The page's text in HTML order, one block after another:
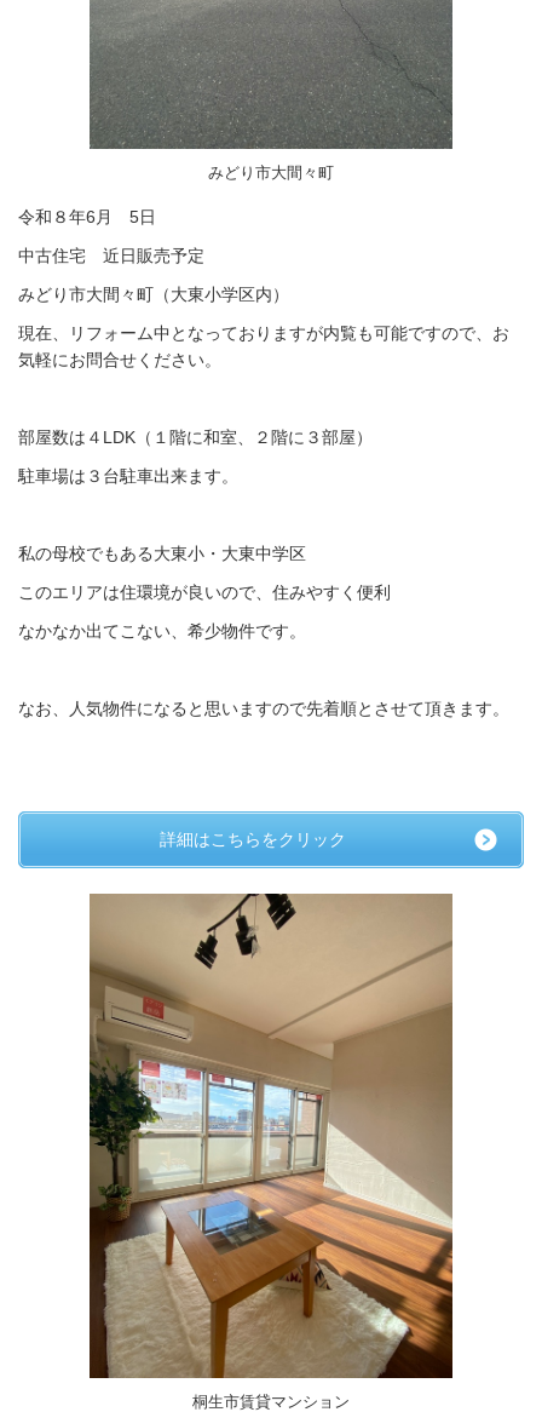
みどり市大間々町
令和８年6月 5日
中古住宅 近日販売予定
みどり市大間々町（大東小学区内）
現在、リフォーム中となっておりますが内覧も可能ですので、お
気軽にお問合せください。
部屋数は４LDK（１階に和室、２階に３部屋）
駐車場は３台駐車出来ます。
私の母校でもある大東小・大東中学区
このエリアは住環境が良いので、住みやすく便利
なかなか出てこない、希少物件です。
なお、人気物件になると思いますので先着順とさせて頂きます。
詳細はこちらをクリック
桐生市賃貸マンション